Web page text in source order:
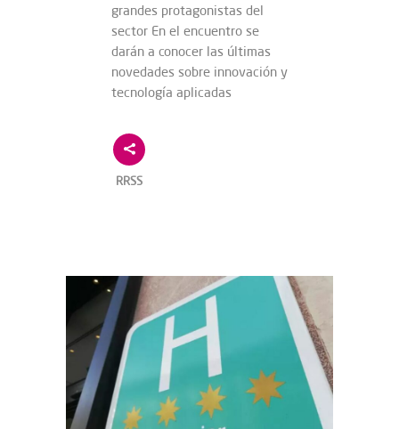
grandes protagonistas del
sector En el encuentro se
darán a conocer las últimas
novedades sobre innovación y
tecnología aplicadas
RRSS